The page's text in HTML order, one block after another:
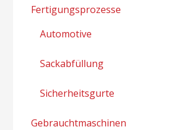
Fertigungsprozesse
Automotive
Sackabfüllung
Sicherheitsgurte
Gebrauchtmaschinen